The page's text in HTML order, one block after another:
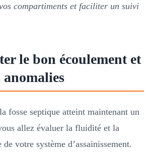
compartiments et faciliter un suivi
le bon écoulement et
fosse septique atteint maintenant un
allez évaluer la fluidité et la
votre système d’assainissement.